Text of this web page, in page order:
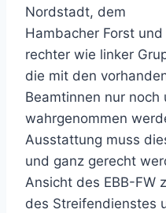
Nordstadt, dem
Hambacher Forst
rechter wie linker
die mit den
Beamtinnen nur noch
wahrgenommen
Ausstattung muss
und ganz gerecht
Ansicht des EBB-FW
des Streifendienstes